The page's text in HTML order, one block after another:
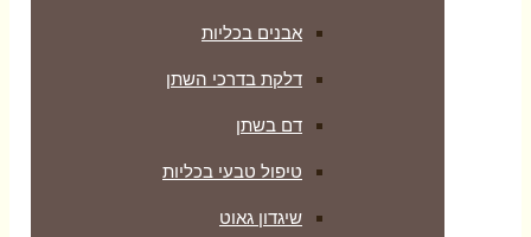
אבנים בכליות
דלקת בדרכי השתן
דם בשתן
טיפול טבעי בכליות
שיגדון גאוט